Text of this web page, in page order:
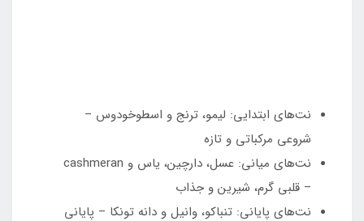
نت‌های ابتدایی: لیمو، ترنج و اسطوخودوس –
شروعی مرکباتی و تازه
نت‌های میانی: عسل، دارچین، یاس و cashmeran
– قلبی گرم، شیرین و جذاب
نت‌های پایانی: تنباکو، وانیل و دانه تونکا – پایانی